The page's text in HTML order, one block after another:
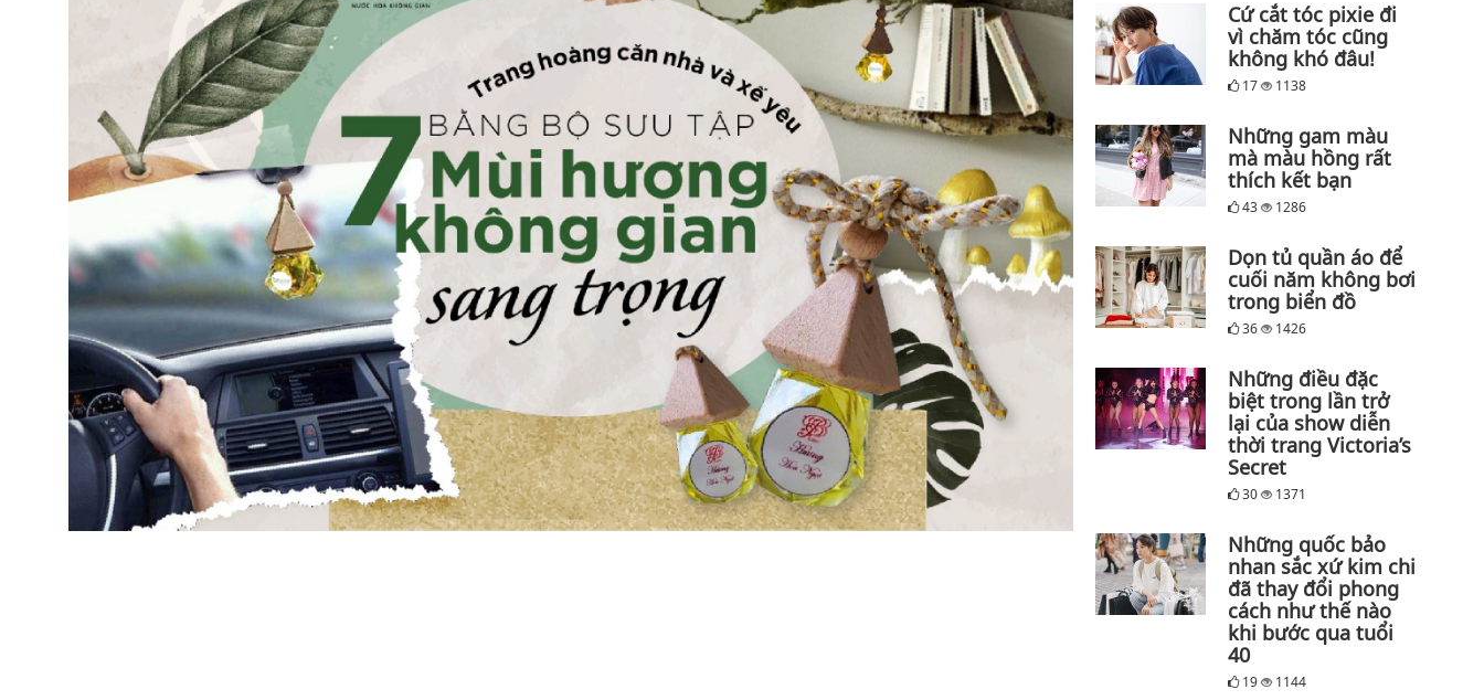
Cứ cắt tóc pixie đi
vì chăm tóc cũng
không khó đâu!
17 1138
Những gam màu
mà màu hồng rất
thích kết bạn
43 1286
Dọn tủ quần áo để
cuối năm không bơi
trong biển đồ
36 1426
Những điều đặc
biệt trong lần trở
lại của show diễn
thời trang Victoria’s
Secret
30 1371
Những quốc bảo
nhan sắc xứ kim chi
đã thay đổi phong
cách như thế nào
khi bước qua tuổi
40
19 1144